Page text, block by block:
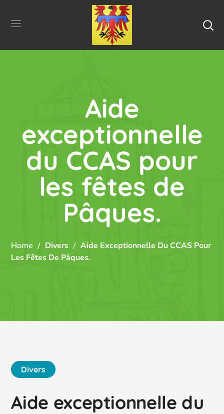
Aide
exceptionnelle
du CCAS pour
les fêtes de
Pâques.
Home Divers
Aide Exceptionnelle Du CCAS Pour
Les Fêtes De Pâques.
Divers
Aide exceptionnelle du